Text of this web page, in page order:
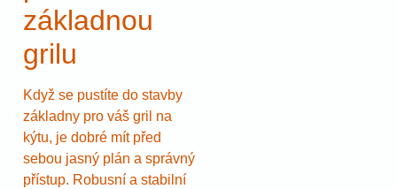
základnou
grilu
Když se pustíte do stavby
základny pro váš gril na
kýtu, je dobré mít před
sebou jasný plán a správný
přístup. Robusní a stabilní